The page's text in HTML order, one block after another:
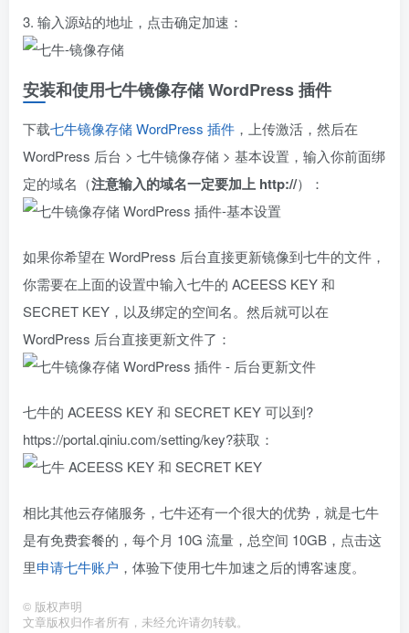
3. 输入源站的地址，点击确定加速：
安装和使用七牛镜像存储 WordPress 插件
下载七牛镜像存储 WordPress 插件 ，上传激活，然后在
WordPress 后台 > 七牛镜像存储 > 基本设置，输入你前面绑
定的域名（注意输入的域名一定要加上 http://）：
如果你希望在 WordPress 后台直接更新镜像到七牛的文件，
你需要在上面的设置中输入七牛的 ACEESS KEY 和
SECRET KEY，以及绑定的空间名。然后就可以在
WordPress 后台直接更新文件了：
七牛的 ACEESS KEY 和 SECRET KEY 可以到?
https://portal.qiniu.com/setting/key?获取：
相比其他云存储服务，七牛还有一个很大的优势，就是七牛
是有免费套餐的，每个月 10G 流量，总空间 10GB，点击这
里申请七牛账户 ，体验下使用七牛加速之后的博客速度。
© 版权声明
文章版权归作者所有，未经允许请勿转载。